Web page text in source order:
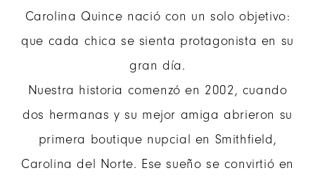
Carolina Quince nació con un solo objetivo:
que cada chica se sienta protagonista en su
gran día.
Nuestra historia comenzó en 2002, cuando
dos hermanas y su mejor amiga abrieron su
primera boutique nupcial en Smithfield,
Carolina del Norte. Ese sueño se convirtió en